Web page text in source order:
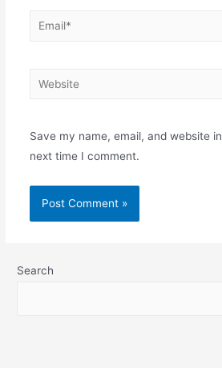
Email*
Website
Save my name, email, and website
next time I comment.
Search